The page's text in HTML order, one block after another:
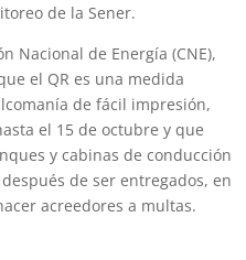
de la Sener.
Nacional de Energía (CNE),
el QR es una medida
de fácil impresión,
el 15 de octubre y que
y cabinas de conducción
de ser entregados, en
acreedores a multas.